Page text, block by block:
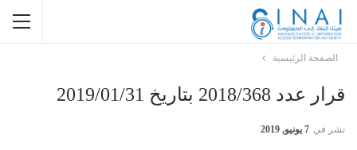
الصفحة الرئيسية
قرار عدد 2018/368 بتاريخ 2019/01/31
نشر في 7 يونيو, 2019